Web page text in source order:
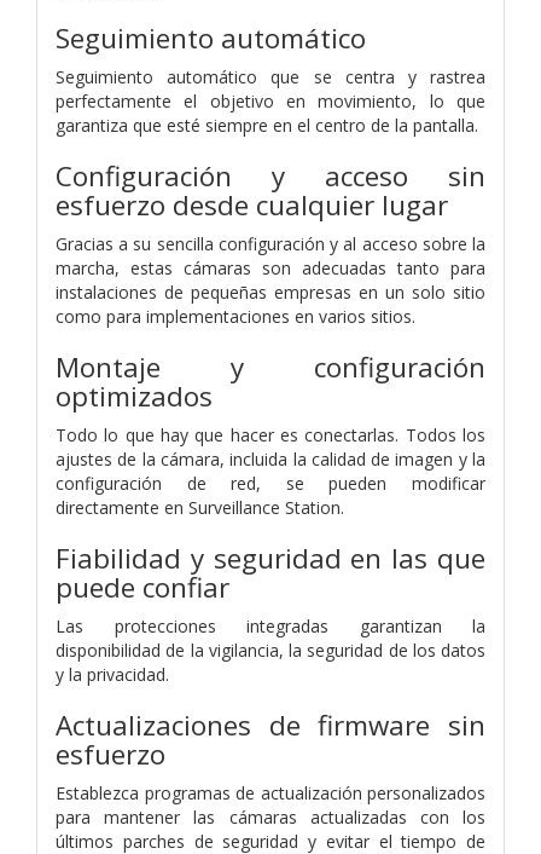
Seguimiento automático
Seguimiento automático que se centra y rastrea
perfectamente el objetivo en movimiento, lo que
garantiza que esté siempre en el centro de la pantalla.
Configuración y acceso sin
esfuerzo desde cualquier lugar
Gracias a su sencilla configuración y al acceso sobre la
marcha, estas cámaras son adecuadas tanto para
instalaciones de pequeñas empresas en un solo sitio
como para implementaciones en varios sitios.
Montaje y configuración
optimizados
Todo lo que hay que hacer es conectarlas. Todos los
ajustes de la cámara, incluida la calidad de imagen y la
configuración de red, se pueden modificar
directamente en Surveillance Station.
Fiabilidad y seguridad en las que
puede confiar
Las protecciones integradas garantizan la
disponibilidad de la vigilancia, la seguridad de los datos
y la privacidad.
Actualizaciones de firmware sin
esfuerzo
Establezca programas de actualización personalizados
para mantener las cámaras actualizadas con los
últimos parches de seguridad y evitar el tiempo de